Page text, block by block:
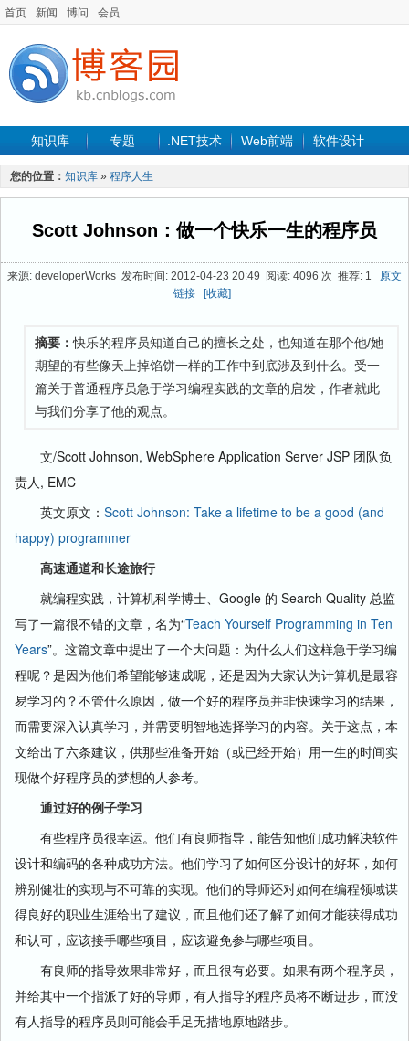
首页 新闻 博问 会员
知识库 专题 .NET技术 Web前端 软件设计
手机开发 软件工程
最新文章
您的位置： 知识库 » 程序人生
Scott Johnson：做一个快乐一生的程序员
来源: developerWorks 发布时间: 2012-04-23 20:49 阅读: 4096 次 推荐: 1 原文
链接
[收藏]
摘要：快乐的程序员知道自己的擅长之处，也知道在那个他/她
期望的有些像天上掉馅饼一样的工作中到底涉及到什么。受一
篇关于普通程序员急于学习编程实践的文章的启发，作者就此
与我们分享了他的观点。
文/Scott Johnson, WebSphere Application Server JSP 团队负
责人, EMC
英文原文： Scott Johnson: Take a lifetime to be a good (and
happy) programmer
高速通道和长途旅行
就编程实践，计算机科学博士、Google 的 Search Quality 总监
写了一篇很不错的文章，名为“Teach Yourself Programming in Ten
Years”。这篇文章中提出了一个大问题：为什么人们这样急于学习编
程呢？是因为他们希望能够速成呢，还是因为大家认为计算机是最容
易学习的？不管什么原因，做一个好的程序员并非快速学习的结果，
而需要深入认真学习，并需要明智地选择学习的内容。关于这点，本
文给出了六条建议，供那些准备开始（或已经开始）用一生的时间实
现做个好程序员的梦想的人参考。
通过好的例子学习
有些程序员很幸运。他们有良师指导，能告知他们成功解决软件
设计和编码的各种成功方法。他们学习了如何区分设计的好坏，如何
辨别健壮的实现与不可靠的实现。他们的导师还对如何在编程领域谋
得良好的职业生涯给出了建议，而且他们还了解了如何才能获得成功
和认可，应该接手哪些项目，应该避免参与哪些项目。
有良师的指导效果非常好，而且很有必要。如果有两个程序员，
并给其中一个指派了好的导师，有人指导的程序员将不断进步，而没
有人指导的程序员则可能会手足无措地原地踏步。